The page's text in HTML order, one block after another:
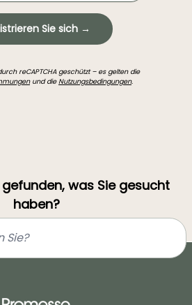
Sie sich →
reCAPTCHA geschützt – es gelten die
und dieNutzungsbedingungen.
was Sie gesucht
haben?